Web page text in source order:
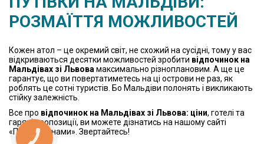
РОЗМАЇТТЯ МОЖЛИВОСТЕЙ
Кожен атол – це окремий світ, не схожий на сусідні, тому у вас
відкриваються десятки можливостей зробити відпочинок на
Мальдівах зі Львова максимально різноплановим. А ще це
гарантує, що ви повертатиметесь на ці острови не раз, як
роблять це сотні туристів. Бо Мальдіви полонять і викликають
стійку залежність.
Все про відпочинок на Мальдівах зі Львова: ціни, готелі та
гарячі пропозиції, ви можете дізнатись на нашому сайті
«Поїхали з нами». Звертайтесь!